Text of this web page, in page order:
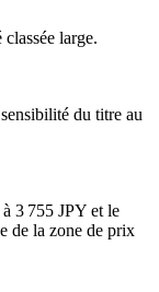
large.
du titre au
3 755 JPY et le
de la zone de prix